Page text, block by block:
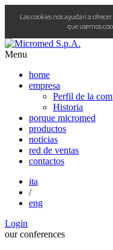
Las cookies nos ayudan a
que usemos
Menu
home
empresa
Perfil de la
Historia
porque micromed
productos
noticias
red de ventas
contactos
ita
/
eng
Login
our conferences